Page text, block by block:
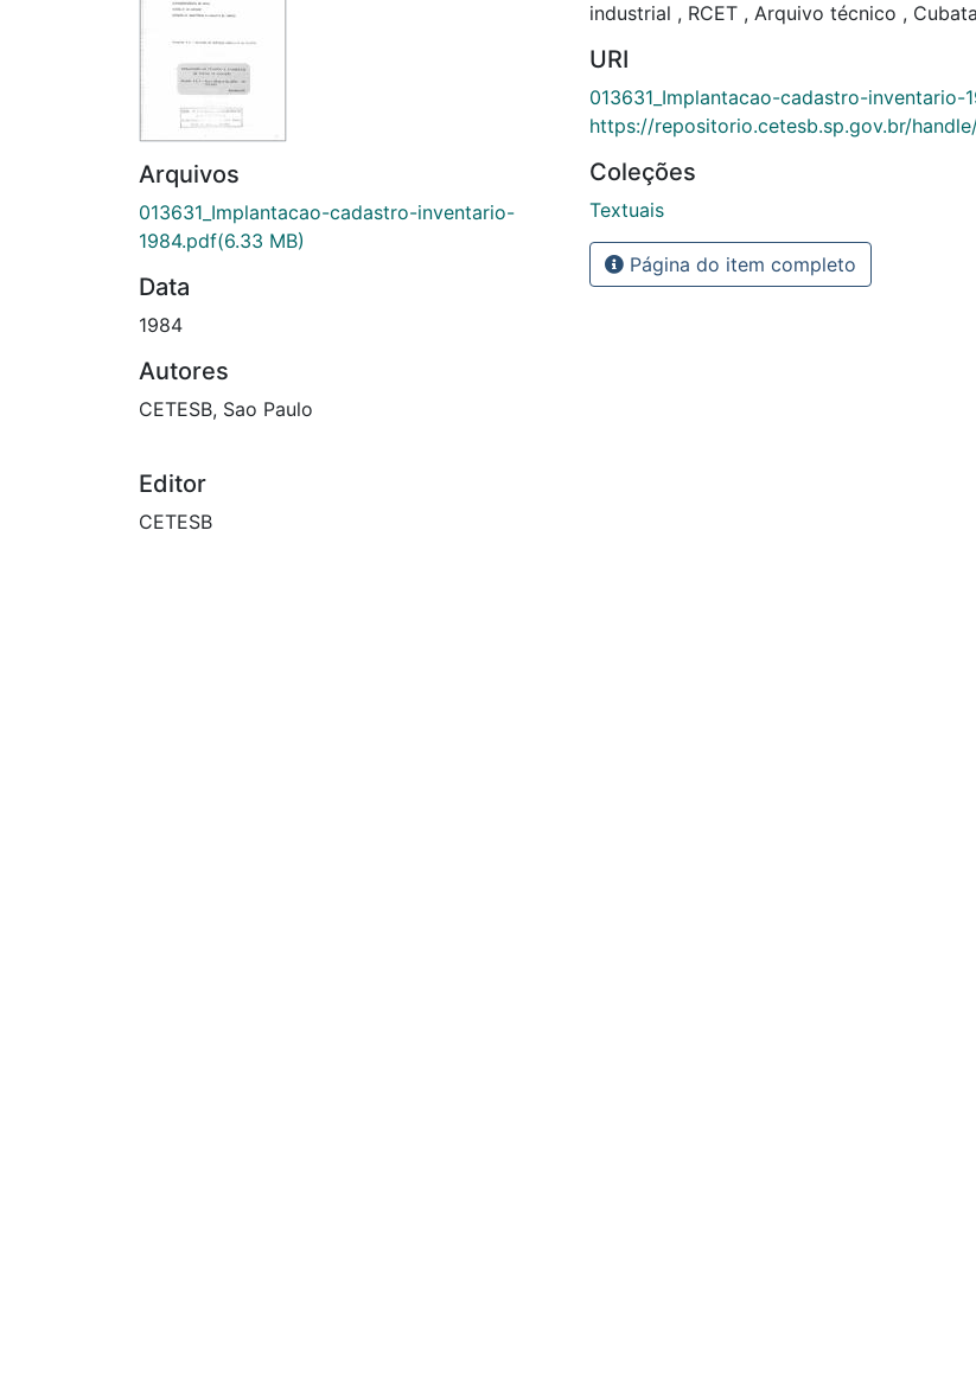
Arquivos
013631_Implantacao-cadastro-inventario-
1984.pdf(6.33 MB)
Data
1984
Autores
CETESB, Sao Paulo
Editor
CETESB
industrial , RCET , Arquivo técnico ,
URI
013631_Implantacao-cadastro-inventario-
https://repositorio.cetesb.sp.gov.br/
Coleções
Textuais
Página do item completo